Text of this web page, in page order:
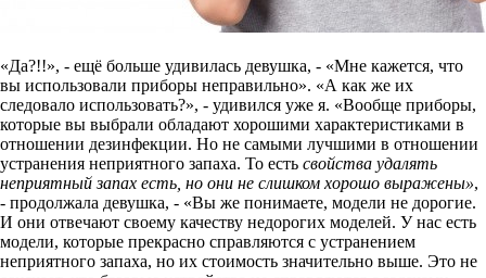
«Да?!!», - ещё больше удивилась девушка, - «Мне кажется, что
вы использовали приборы неправильно». «А как же их
следовало использовать?», - удивился уже я. «Вообще приборы,
которые вы выбрали обладают хорошими характеристиками в
отношении дезинфекции. Но не самыми лучшими в отношении
устранения неприятного запаха. То есть свойства удалять
неприятный запах есть, но они не слишком хорошо выражены»,
- продолжала девушка, - «Вы же понимаете, модели не дорогие.
И они отвечают своему качеству недорогих моделей. У нас есть
модели, которые прекрасно справляются с устранением
неприятного запаха, но их стоимость значительно выше. Это не